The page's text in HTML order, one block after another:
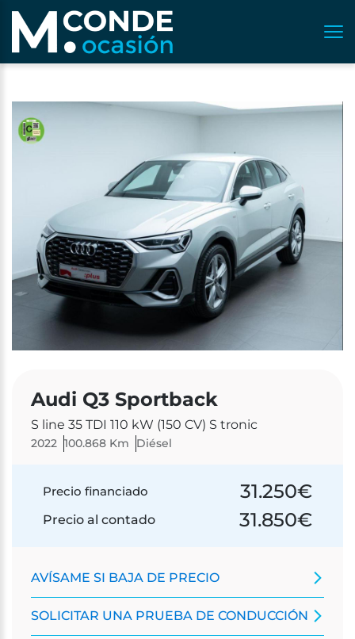
Audi Q3 Sportback
S line 35 TDI 110 kW (150 CV) S tronic
2022 100.868 Km Diésel
Precio financiado 31.250€
Precio al contado 31.850€
AVÍSAME SI BAJA DE PRECIO
SOLICITAR UNA PRUEBA DE CONDUCCIÓN